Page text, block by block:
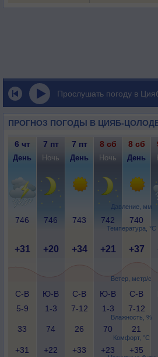
Прослушать погоду в
ПРОГНОЗ ПОГОДЫ В ЦИЯБ-
Давление, мм
Температура, °C
Ветер, метр/с
Влажность, %
Комфорт, °C
6 чт 7 пт 7 пт 8 сб 8 сб
День Ночь День Ночь День
746 746 743 742 740
+31 +20 +34 +21 +37
С-В
5-9
Ю-В
1-3
С-В
7-12
Ю-В
1-3
С-В
7-12
33 74 26 70 21
+31 +22 +33 +23 +35